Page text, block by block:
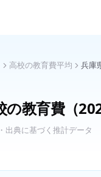
高校の教育費平均 兵庫
の教育費（
・出典に基づく推計データ